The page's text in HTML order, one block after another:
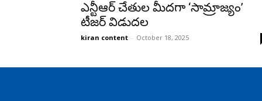
ఎన్టీఆర్ చేతుల మీదగా ‘సామ్రాజ్యం’
టీజర్ విడుదల
kiran content - October 18, 2025